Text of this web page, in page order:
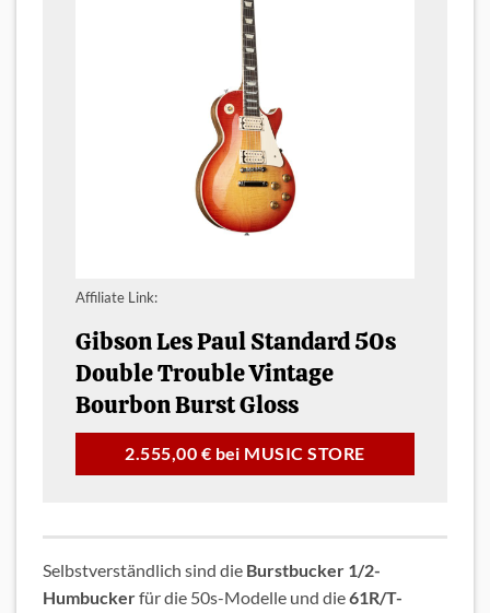
Affiliate Link:
Gibson Les Paul Standard 50s
Double Trouble Vintage
Bourbon Burst Gloss
2.555,00 € bei MUSIC STORE
Selbstverständlich sind die Burstbucker 1/2-
Humbuckerfür die 50s-Modelle und die61R/T-